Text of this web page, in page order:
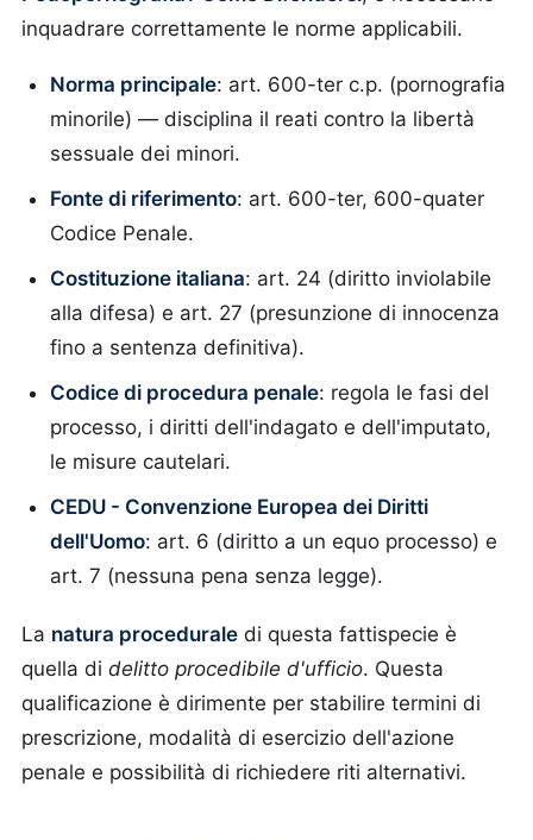
inquadrare correttamente le norme applicabili.
Norma principale: art. 600-ter c.p. (pornografia
minorile) — disciplina il reati contro la libertà
sessuale dei minori.
Fonte di riferimento: art. 600-ter, 600-quater
Codice Penale.
Costituzione italiana: art. 24 (diritto inviolabile
alla difesa) e art. 27 (presunzione di innocenza
fino a sentenza definitiva).
Codice di procedura penale: regola le fasi del
processo, i diritti dell'indagato e dell'imputato,
le misure cautelari.
CEDU - Convenzione Europea dei Diritti
dell'Uomo: art. 6 (diritto a un equo processo) e
art. 7 (nessuna pena senza legge).
La natura procedurale di questa fattispecie è
quella di delitto procedibile d'ufficio. Questa
qualificazione è dirimente per stabilire termini di
prescrizione, modalità di esercizio dell'azione
penale e possibilità di richiedere riti alternativi.